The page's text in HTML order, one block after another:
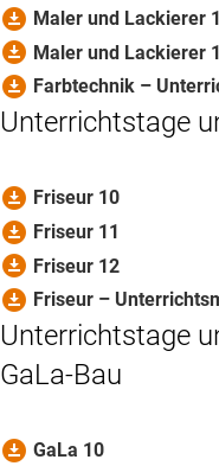
download_for_offline Maler und Lackierer
download_for_offline Maler und Lackierer
download_for_offline Farbtechnik –
Unterrichtstage
download_for_offline Friseur 10
download_for_offline Friseur 11
download_for_offline Friseur 12
download_for_offline Friseur –
Unterrichtstage
GaLa-Bau
download_for_offline GaLa 10